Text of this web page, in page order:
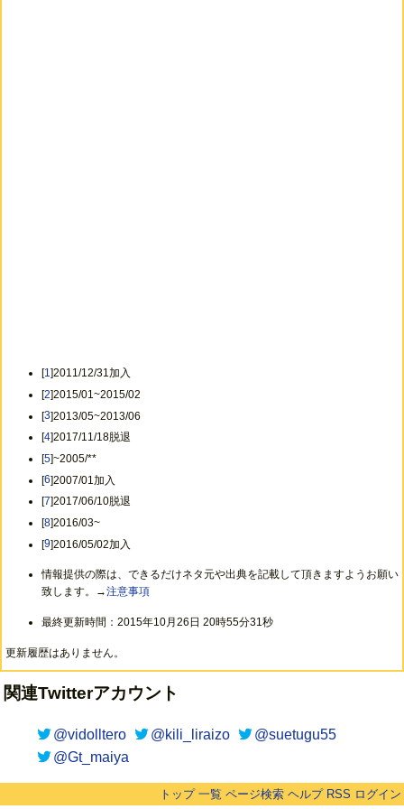
[1]2011/12/31加入
[2]2015/01~2015/02
[3]2013/05~2013/06
[4]2017/11/18脱退
[5]~2005/**
[6]2007/01加入
[7]2017/06/10脱退
[8]2016/03~
[9]2016/05/02加入
情報提供の際は、できるだけネタ元や出典を記載して頂きますようお願い
致します。→注意事項
最終更新時間：2015年10月26日 20時55分31秒
更新履歴はありません。
関連Twitterアカウント
@vidolltero @kili_liraizo
@suetugu55
@Gt_maiya
トップ 一覧 ページ検索 ヘルプ RSS ログイン